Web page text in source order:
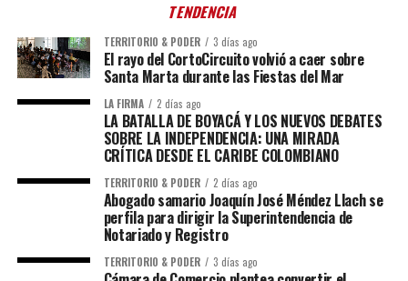
TENDENCIA
TERRITORIO & PODER 3 días ago
El rayo del CortoCircuito volvió a caer sobre
Santa Marta durante las Fiestas del Mar
LA FIRMA 2 días ago
LA BATALLA DE BOYACÁ Y LOS NUEVOS DEBATES
SOBRE LA INDEPENDENCIA: UNA MIRADA
CRÍTICA DESDE EL CARIBE COLOMBIANO
TERRITORIO & PODER 2 días ago
Abogado samario Joaquín José Méndez Llach se
perfila para dirigir la Superintendencia de
Notariado y Registro
TERRITORIO & PODER 3 días ago